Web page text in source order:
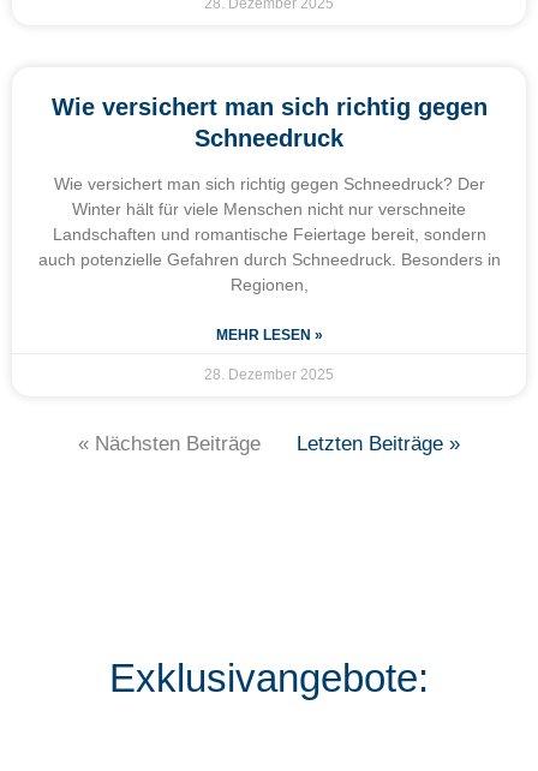
28. Dezember 2025
Wie versichert man sich richtig gegen
Schneedruck
Wie versichert man sich richtig gegen Schneedruck? Der
Winter hält für viele Menschen nicht nur verschneite
Landschaften und romantische Feiertage bereit, sondern
auch potenzielle Gefahren durch Schneedruck. Besonders in
Regionen,
MEHR LESEN »
28. Dezember 2025
« Nächsten Beiträge Letzten Beiträge »
Exklusivangebote: